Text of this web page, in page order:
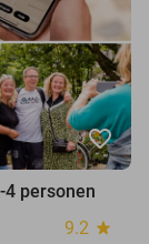
favorite_border
personen
9.2 star